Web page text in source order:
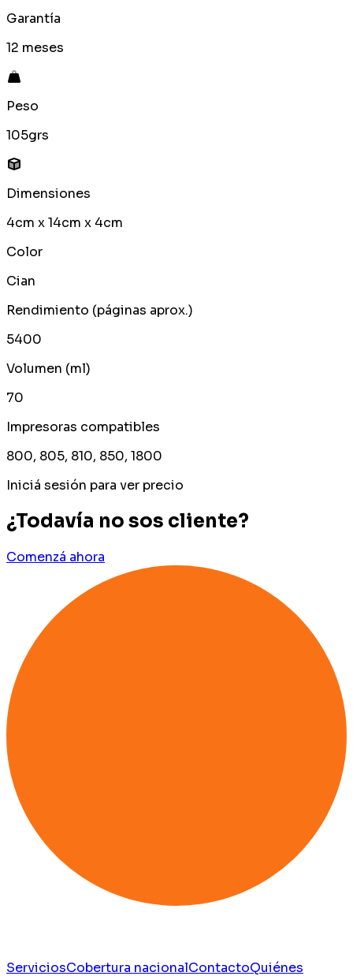
Garantía
12 meses
Peso
105grs
Dimensiones
4cm x 14cm x 4cm
Color
Cian
Rendimiento (páginas aprox.)
5400
Volumen (ml)
70
Impresoras compatibles
800, 805, 810, 850, 1800
Iniciá sesión para ver precio
¿Todavía no sos cliente?
Comenzá ahora
ServiciosCobertura nacionalContactoQuiénes